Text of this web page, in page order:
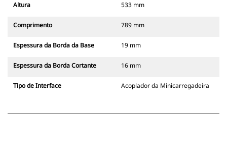
Altura 533 mm
Comprimento 789 mm
Espessura da Borda da Base 19 mm
Espessura da Borda Cortante 16 mm
Tipo de Interface Acoplador da Minicarregadeira